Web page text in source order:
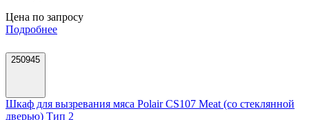
Цена по запросу
Подробнее
250945
Шкаф для вызревания мяса Polair CS107 Meat (со стеклянной
дверью) Тип 2